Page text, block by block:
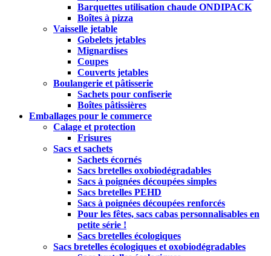
Barquettes utilisation chaude ONDIPACK
Boîtes à pizza
Vaisselle jetable
Gobelets jetables
Mignardises
Coupes
Couverts jetables
Boulangerie et pâtisserie
Sachets pour confiserie
Boîtes pâtissières
Emballages pour le commerce
Calage et protection
Frisures
Sacs et sachets
Sachets écornés
Sacs bretelles oxobiodégradables
Sacs à poignées découpées simples
Sacs bretelles PEHD
Sacs à poignées découpées renforcés
Pour les fêtes, sacs cabas personnalisables en
petite série !
Sacs bretelles écologiques
Sacs bretelles écologiques et oxobiodégradables